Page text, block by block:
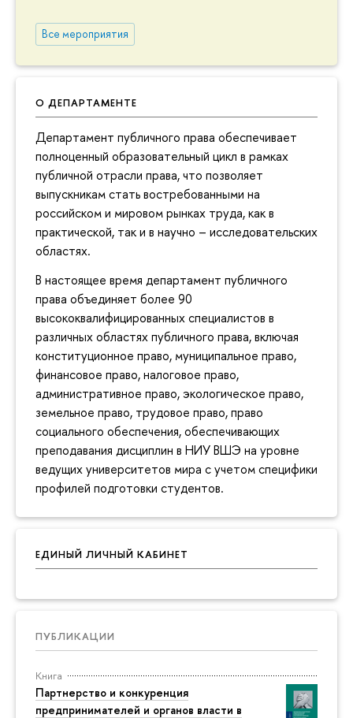
Все мероприятия
О ДЕПАРТАМЕНТЕ
Департамент публичного права обеспечивает
полноценный образовательный цикл в рамках
публичной отрасли права, что позволяет
выпускникам стать востребованными на
российском и мировом рынках труда, как в
практической, так и в научно – исследовательских
областях.
В настоящее время департамент публичного
права объединяет более 90
высококвалифицированных специалистов в
различных областях публичного права, включая
конституционное право, муниципальное право,
финансовое право, налоговое право,
административное право, экологическое право,
земельное право, трудовое право, право
социального обеспечения, обеспечивающих
преподавания дисциплин в НИУ ВШЭ на уровне
ведущих университетов мира с учетом специфики
профилей подготовки студентов.
ЕДИНЫЙ ЛИЧНЫЙ КАБИНЕТ
ПУБЛИКАЦИИ
Книга
Партнерство и конкуренция
предпринимателей и органов власти в